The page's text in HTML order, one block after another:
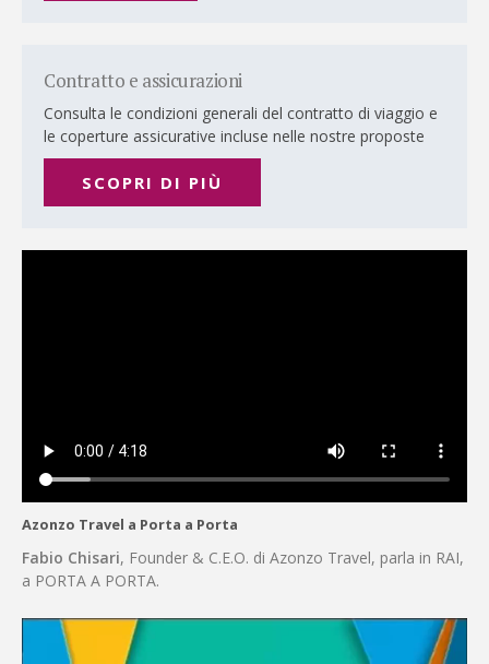
Contratto e assicurazioni
Consulta le condizioni generali del contratto di viaggio e
le coperture assicurative incluse nelle nostre proposte
SCOPRI DI PIÙ
Azonzo Travel a Porta a Porta
Fabio Chisari, Founder & C.E.O. di Azonzo Travel, parla in RAI,
a PORTA A PORTA.